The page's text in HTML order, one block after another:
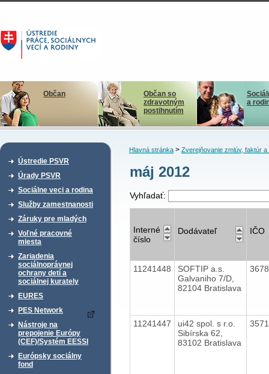
Občan
Občan so
zdravotným
postihnutím
a
Ústredie PSVR
Úrady PSVR
Sociálne veci a rodina
Služby zamestnanosti
Záruky pre mladých
Voľné pracovné
miesta
Zariadenia
sociálnoprávnej
ochrany detí a
sociálnej kurately
EURES
PES Network
Nástroje na
prepojenie Európy
(CEF)/Systém EESSI
Európsky sociálny
fond
Hlavná stránka> Zverejňovanie zmlúv, faktúr a
máj 2012
Vyhľadať:
Interné
číslo
Dodávateľ IČO
11241448
SOFTIP a.s.
Galvaniho 7/D,
82104 Bratislava
11241447
ui42 spol. s r.o.
Sibírska 62,
83102 Bratislava